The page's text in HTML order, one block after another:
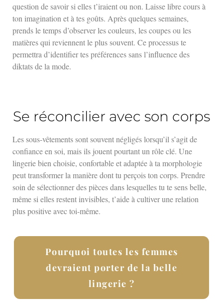
question de savoir si elles t’iraient ou non. Laisse libre cours à
ton imagination et à tes goûts. Après quelques semaines,
prends le temps d’observer les couleurs, les coupes ou les
matières qui reviennent le plus souvent. Ce processus te
permettra d’identifier tes préférences sans l’influence des
diktats de la mode.
Se réconcilier avec son corps
Les sous-vêtements sont souvent négligés lorsqu’il s’agit de
confiance en soi, mais ils jouent pourtant un rôle clé. Une
lingerie bien choisie, confortable et adaptée à ta morphologie
peut transformer la manière dont tu perçois ton corps. Prendre
soin de sélectionner des pièces dans lesquelles tu te sens belle,
même si elles restent invisibles, t’aide à cultiver une relation
plus positive avec toi-même.
Pourquoi toutes les femmes
devraient porter de la belle
lingerie ?